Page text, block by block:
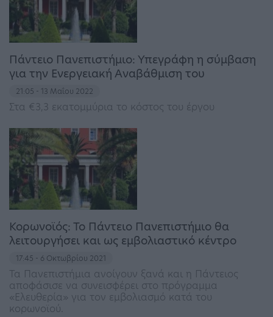
Πάντειο Πανεπιστήμιο: Υπεγράφη η σύμβαση
για την Ενεργειακή Αναβάθμιση του
21:05 - 13 Μαΐου 2022
Στα €3,3 εκατομμύρια το κόστος του έργου
Κορωνοϊός: Το Πάντειο Πανεπιστήμιο θα
λειτουργήσει και ως εμβολιαστικό κέντρο
17:45 - 6 Οκτωβρίου 2021
Τα Πανεπιστήμια ανοίγουν ξανά και η Πάντειος
αποφάσισε να συνεισφέρει στο πρόγραμμα
«Ελευθερία» για τον εμβολιασμό κατά του
κορωνοϊού.